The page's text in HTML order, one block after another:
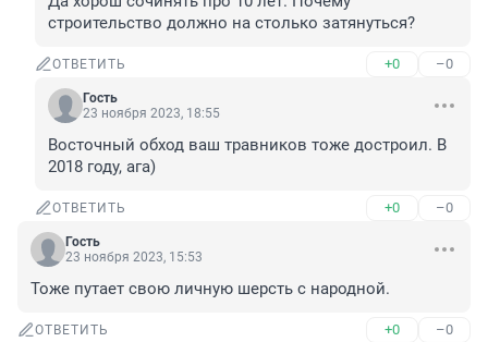
строительство должно на столько затянуться?
ОТВЕТИТЬ +0 –0
Гость
23 ноября 2023, 18:55
Восточный обход ваш травников тоже достроил. В
2018 году, ага)
ОТВЕТИТЬ +0 –0
Гость
23 ноября 2023, 15:53
Тоже путает свою личную шерсть с народной.
ОТВЕТИТЬ +0 –0